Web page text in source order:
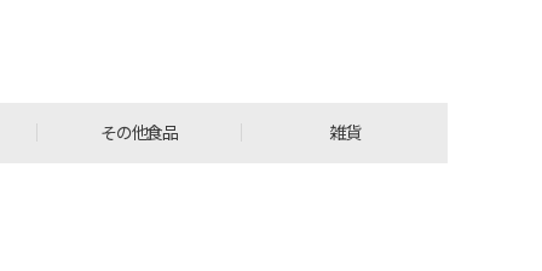
その他食品 雑貨